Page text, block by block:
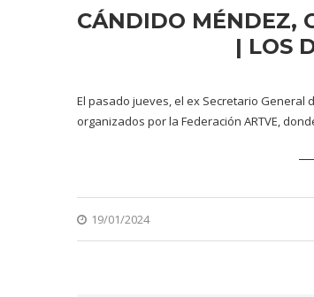
CÁNDIDO MÉNDEZ,
| LOS
El pasado jueves, el ex Secretario General
organizados por la Federación ARTVE,
19/01/2024